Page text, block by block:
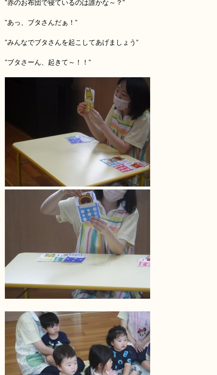
”赤のお布団で寝ているのは誰かな～？”
”あっ、ブタさんだぁ！”
”みんなでブタさんを起こしてあげましょう”
”ブタさーん、起きて～！！”